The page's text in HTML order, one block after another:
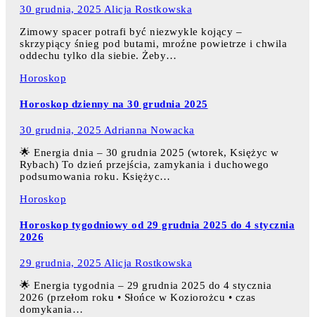
30 grudnia, 2025 Alicja Rostkowska
Zimowy spacer potrafi być niezwykle kojący –
skrzypiący śnieg pod butami, mroźne powietrze i chwila
oddechu tylko dla siebie. Żeby…
Horoskop
Horoskop dzienny na 30 grudnia 2025
30 grudnia, 2025 Adrianna Nowacka
🌟 Energia dnia – 30 grudnia 2025 (wtorek, Księżyc w
Rybach) To dzień przejścia, zamykania i duchowego
podsumowania roku. Księżyc…
Horoskop
Horoskop tygodniowy od 29 grudnia 2025 do 4 stycznia
2026
29 grudnia, 2025 Alicja Rostkowska
🌟 Energia tygodnia – 29 grudnia 2025 do 4 stycznia
2026 (przełom roku • Słońce w Koziorożcu • czas
domykania…